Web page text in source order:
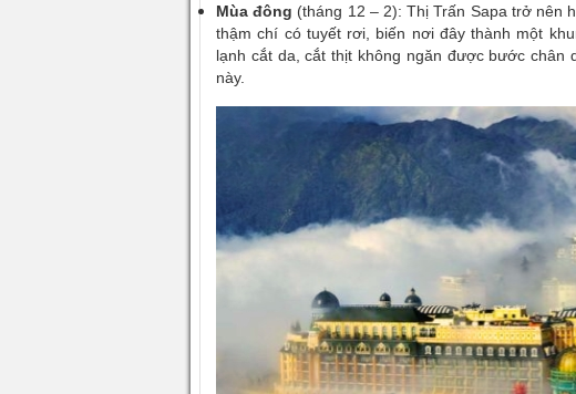
Mùa đông (tháng 12 – 2):Thị Trấn Sapa trở nên
thậm chí có tuyết rơi, biến nơi đây thành một
lạnh cắt da, cắt thịt không ngăn được bước chân
này.